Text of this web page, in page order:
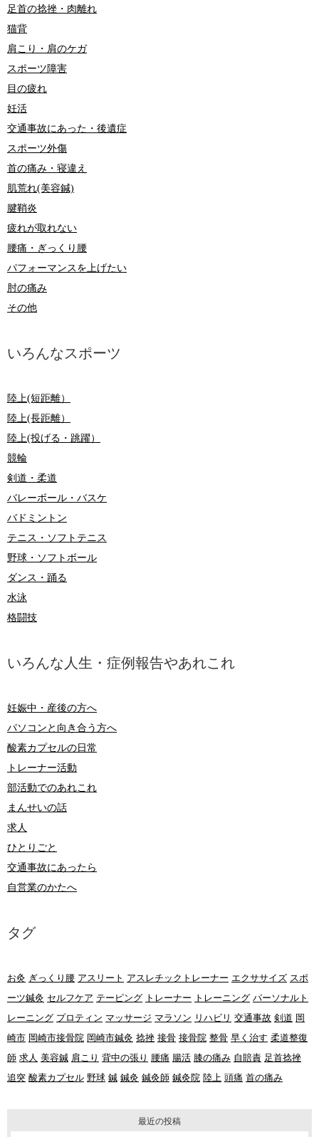
足首の捻挫・肉離れ
猫背
肩こり・肩のケガ
スポーツ障害
目の疲れ
妊活
交通事故にあった・後遺症
スポーツ外傷
首の痛み・寝違え
肌荒れ(美容鍼)
腱鞘炎
疲れが取れない
腰痛・ぎっくり腰
パフォーマンスを上げたい
肘の痛み
その他
いろんなスポーツ
陸上(短距離）
陸上(長距離）
陸上(投げる・跳躍）
競輪
剣道・柔道
バレーボール・バスケ
バドミントン
テニス・ソフトテニス
野球・ソフトボール
ダンス・踊る
水泳
格闘技
いろんな人生・症例報告やあれこれ
妊娠中・産後の方へ
パソコンと向き合う方へ
酸素カプセルの日常
トレーナー活動
部活動でのあれこれ
まんせいの話
求人
ひとりごと
交通事故にあったら
自営業のかたへ
タグ
お灸 ぎっくり腰 アスリート アスレチックトレーナー エクササイズ スポ
ーツ鍼灸 セルフケア テーピング トレーナー トレーニング パーソナルト
レーニング プロティン マッサージ マラソン リハビリ 交通事故 剣道 岡
崎市 岡崎市接骨院 岡崎市鍼灸 捻挫 接骨 接骨院 整骨 早く治す 柔道整復
師 求人 美容鍼 肩こり 背中の張り 腰痛 腸活 膝の痛み 自賠責 足首捻挫
追突 酸素カプセル 野球 鍼 鍼灸 鍼灸師 鍼灸院 陸上 頭痛 首の痛み
最近の投稿